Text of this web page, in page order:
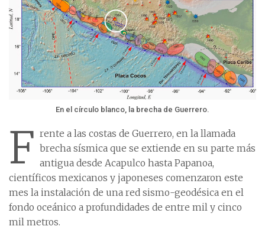
En el círculo blanco, la brecha de Guerrero.
F rente a las costas de Guerrero, en la llamada
brecha sísmica que se extiende en su parte más
antigua desde Acapulco hasta Papanoa,
científicos mexicanos y japoneses comenzaron este
mes la instalación de una red sismo-geodésica en el
fondo oceánico a profundidades de entre mil y cinco
mil metros.